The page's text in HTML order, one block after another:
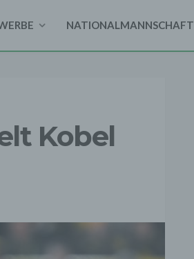
NATIONALMANNSCHAFT
Kobel